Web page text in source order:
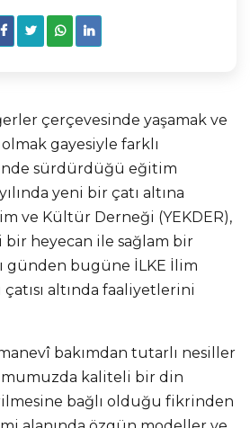
çerçevesinde yaşamak ve
gayesiyle farklı
sürdürdüğü eğitim
yeni bir çatı altına
ve Kültür Derneği (YEKDER),
bir heyecan ile sağlam bir
günden bugüne İLKE İlim
altında faaliyetlerini
bakımdan tutarlı nesiller
kaliteli bir din
bağlı olduğu fikrinden